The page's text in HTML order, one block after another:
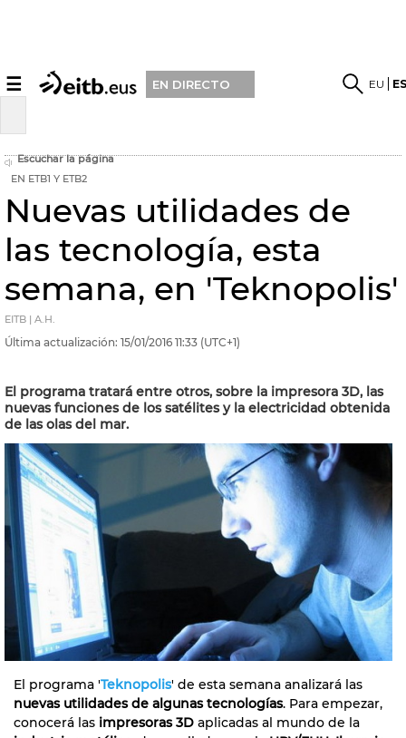
☰ EN DIRECTO EU
Escuchar la página
EN ETB1 Y ETB2
Nuevas utilidades de
las tecnología, esta
semana, en 'Teknopolis'
EITB | A.H.
Última actualización: 15/01/2016 11:33 (UTC+1)
El programa tratará entre otros, sobre la impresora 3D, las
nuevas funciones de los satélites y la electricidad obtenida
de las olas del mar.
El programa 'Teknopolis' de esta semana analizará las
nuevas utilidades de algunas tecnologías. Para empezar,
conocerá las impresoras 3D aplicadas al mundo de la